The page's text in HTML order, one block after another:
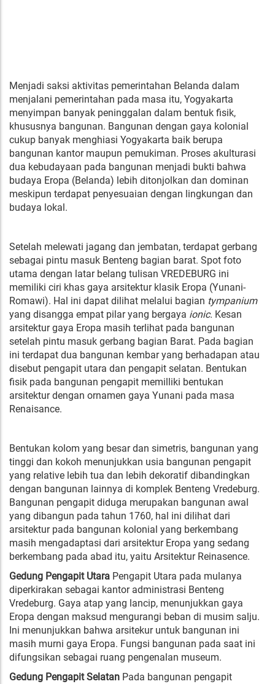
Menjadi saksi aktivitas pemerintahan Belanda dalam
menjalani pemerintahan pada masa itu, Yogyakarta
menyimpan banyak peninggalan dalam bentuk fisik,
khususnya bangunan. Bangunan dengan gaya kolonial
cukup banyak menghiasi Yogyakarta baik berupa
bangunan kantor maupun pemukiman. Proses akulturasi
dua kebudayaan pada bangunan menjadi bukti bahwa
budaya Eropa (Belanda) lebih ditonjolkan dan dominan
meskipun terdapat penyesuaian dengan lingkungan dan
budaya lokal.
Setelah melewati jagang dan jembatan, terdapat gerbang
sebagai pintu masuk Benteng bagian barat. Spot foto
utama dengan latar belang tulisan VREDEBURG ini
memiliki ciri khas gaya arsitektur klasik Eropa (Yunani-
Romawi). Hal ini dapat dilihat melalui bagian tympanium
yang disangga empat pilar yang bergaya ionic. Kesan
arsitektur gaya Eropa masih terlihat pada bangunan
setelah pintu masuk gerbang bagian Barat. Pada bagian
ini terdapat dua bangunan kembar yang berhadapan atau
disebut pengapit utara dan pengapit selatan. Bentukan
fisik pada bangunan pengapit memilliki bentukan
arsitektur dengan ornamen gaya Yunani pada masa
Renaisance.
Bentukan kolom yang besar dan simetris, bangunan yang
tinggi dan kokoh menunjukkan usia bangunan pengapit
yang relative lebih tua dan lebih dekoratif dibandingkan
dengan bangunan lainnya di komplek Benteng Vredeburg.
Bangunan pengapit diduga merupakan bangunan awal
yang dibangun pada tahun 1760, hal ini dilihat dari
arsitektur pada bangunan kolonial yang berkembang
masih mengadaptasi dari arsitektur Eropa yang sedang
berkembang pada abad itu, yaitu Arsitektur Reinasence.
Gedung Pengapit Utara Pengapit Utara pada mulanya
diperkirakan sebagai kantor administrasi Benteng
Vredeburg. Gaya atap yang lancip, menunjukkan gaya
Eropa dengan maksud mengurangi beban di musim salju.
Ini menunjukkan bahwa arsitekur untuk bangunan ini
masih murni gaya Eropa. Fungsi bangunan pada saat ini
difungsikan sebagai ruang pengenalan museum.
Gedung PengapitSelatan Pada bangunan pengapit